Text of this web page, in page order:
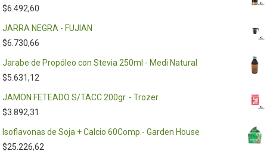
$6.492,60
JARRA NEGRA - FUJIAN
$6.730,66
Jarabe de Propóleo con Stevia 250ml - Medi Natural
$5.631,12
JAMON FETEADO S/TACC 200gr. - Trozer
$3.892,31
Isoflavonas de Soja + Calcio 60Comp.- Garden House
$25.226,62